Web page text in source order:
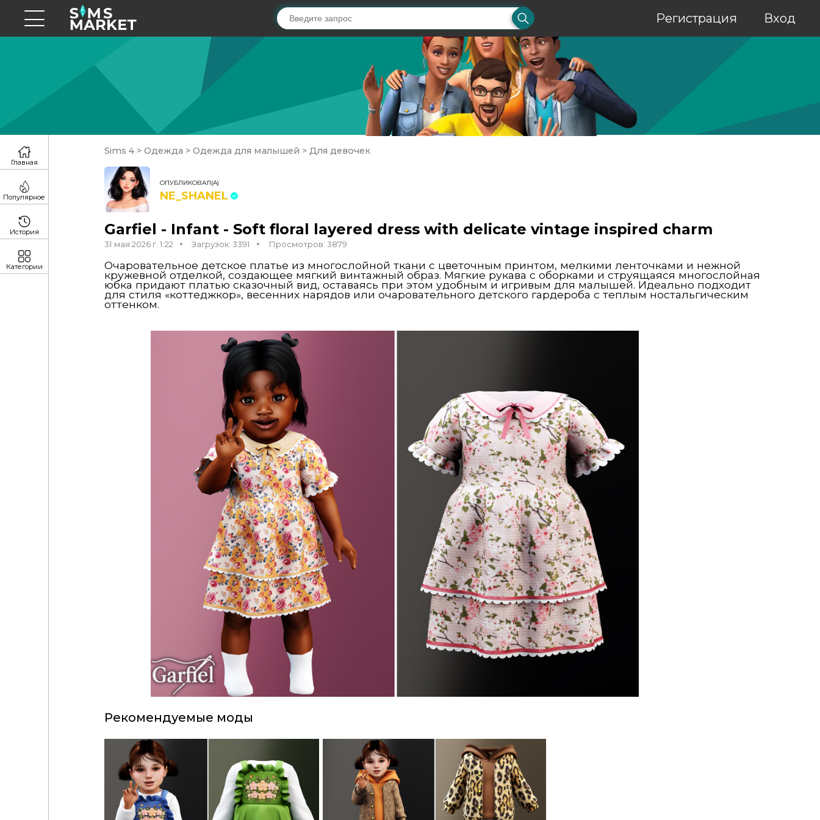
Регистрация Вход
Sims 4 > Одежда > Одежда для малышей > Для девочек
ОПУБЛИКОВАЛ(А)
NE_SHANEL
Garfiel - Infant - Soft floral layered dress with delicate vintage inspired charm
31 мая 2026 г. 1:22 Загрузок: 3391 Просмотров: 3879
Очаровательное детское платье из многослойной ткани с цветочным принтом, мелкими ленточками и нежной
кружевной отделкой, создающее мягкий винтажный образ. Мягкие рукава с оборками и струящаяся многослойная
юбка придают платью сказочный вид, оставаясь при этом удобным и игривым для малышей. Идеально подходит
для стиля «коттеджкор», весенних нарядов или очаровательного детского гардероба с теплым ностальгическим
оттенком.
Рекомендуемые моды
Главная
Популярное
История
Категории